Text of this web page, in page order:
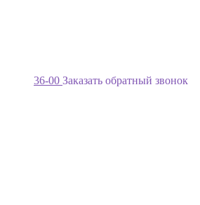
36-00 Заказать обратный звонок